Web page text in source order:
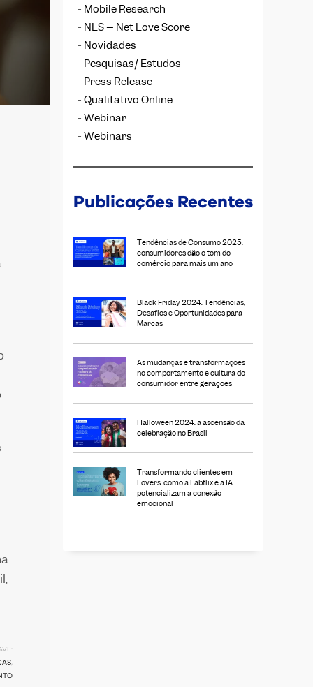
,
Mobile Research
NLS – Net Love Score
Novidades
Pesquisas/ Estudos
Press Release
Qualitativo Online
Webinar
Webinars
Publicações Recentes
Tendências de Consumo 2025:
consumidores dão o tom do
comércio para mais um ano
Black Friday 2024: Tendências,
Desafios e Oportunidades para
Marcas
As mudanças e transformações
no comportamento e cultura do
consumidor entre gerações
Halloween 2024: a ascensão da
celebração no Brasil
Transformando clientes em
Lovers: como a Labflix e a IA
potencializam a conexão
emocional